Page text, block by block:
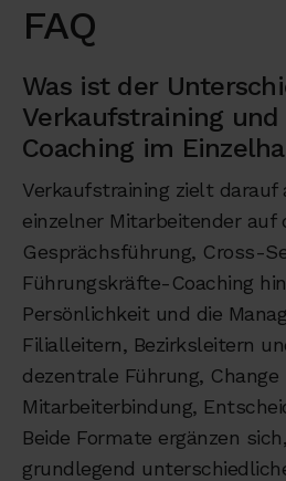
FAQ
Was ist der
Verkaufstraining
Coaching im
Verkaufstraining zielt darauf
einzelner Mitarbeitender auf
Gesprächsführung, Cross-
Führungskräfte-Coaching
Persönlichkeit und die
Filialleitern, Bezirksleitern
dezentrale Führung, Change
Mitarbeiterbindung,
Beide Formate ergänzen
grundlegend